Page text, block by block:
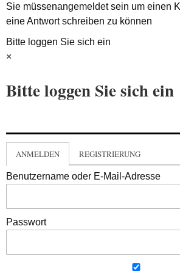
Sie müssenangemeldetsein um einen
eine Antwort schreiben zu können
Bitte loggen Sie sich ein
×
Bitte loggen Sie sich ein
ANMELDEN REGISTRIERUNG
Benutzername oder E-Mail-Adresse
Passwort